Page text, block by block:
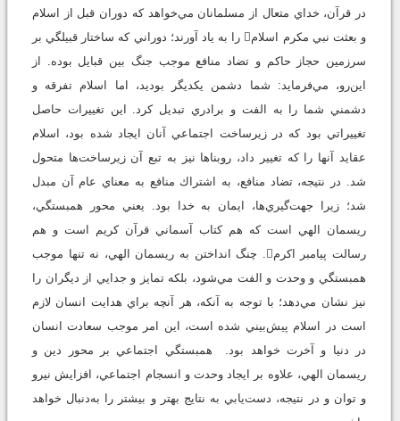
در قرآن، خداي متعال از مسلمانان مي‌خواهد كه دوران قبل از اسلام
و بعثت نبي مكرم اسلام را به ياد آورند؛ دوراني كه ساختار قبيلگي بر
سرزمين حجاز حاكم و تضاد منافع موجب جنگ بين قبايل بوده. از
اين‌رو، مي‌فرمايد: شما دشمن يكديگر بوديد، اما اسلام تفرقه و
دشمني شما را به الفت و برادري تبديل كرد. اين تغييرات حاصل
تغييراتي بود كه در زيرساخت‌ اجتماعي آنان ايجاد شده بود، اسلام
عقايد آنها را كه تغيير داد، روبناها نيز به تبع آن زيرساخت‌ها متحول
شد. در نتيجه، تضاد منافع، به اشتراك منافع به معناي عام آن مبدل
شد؛ زيرا جهت‌گيري‌ها، ايمان به خدا بود. يعني محور همبستگي،
ريسمان الهي است كه هم كتاب آسماني قرآن كريم است و هم
رسالت پيامبر اكرم. چنگ انداختن به ريسمان الهي، نه تنها موجب
همبستگي و وحدت و الفت مي‌شود، بلكه تمايز و جدايي از ديگران را
نيز نشان مي‌دهد؛ با توجه به آنكه، هر آنچه براي هدايت انسان لازم
است در اسلام پيش‌بيني شده است، اين امر موجب سعادت انسان
در دنيا و آخرت خواهد بود. همبستگي اجتماعي بر محور دين و
ريسمان الهي، علاوه بر ايجاد وحدت و انسجام اجتماعي، افزايش نيرو
و توان و در نتيجه، دست‌يابي به نتايج بهتر و بيشتر را به‌دنبال خواهد